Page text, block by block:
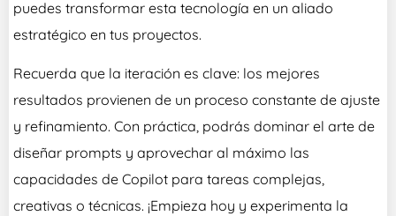
puedes transformar esta tecnología en un aliado
estratégico en tus proyectos.
Recuerda que la iteración es clave: los mejores
resultados provienen de un proceso constante de ajuste
y refinamiento. Con práctica, podrás dominar el arte de
diseñar prompts y aprovechar al máximo las
capacidades de Copilot para tareas complejas,
creativas o técnicas. ¡Empieza hoy y experimenta la